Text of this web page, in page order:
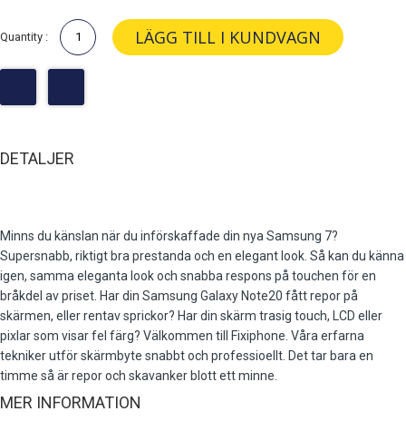
Quantity : LÄGG TILL I KUNDVAGN
DETALJER
Minns du känslan när du införskaffade din nya Samsung 7?
Supersnabb, riktigt bra prestanda och en elegant look. Så kan du känna
igen, samma eleganta look och snabba respons på touchen för en
bråkdel av priset. Har din Samsung Galaxy Note20 fått repor på
skärmen, eller rentav sprickor? Har din skärm trasig touch, LCD eller
pixlar som visar fel färg? Välkommen till Fixiphone. Våra erfarna
tekniker utför skärmbyte snabbt och professioellt. Det tar bara en
timme så är repor och skavanker blott ett minne.
MER INFORMATION